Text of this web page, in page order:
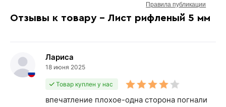
Отзывы к товару - Лист рифленый 5 мм
Лариса
18 июня 2025
Товар куплен у нас
впечатление плохое-одна сторона погнали
Правила публикации